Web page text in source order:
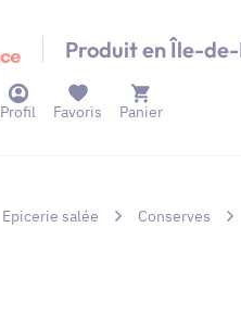
Produit en Île-
Profil Panier
Favoris
Epicerie salée Conserves